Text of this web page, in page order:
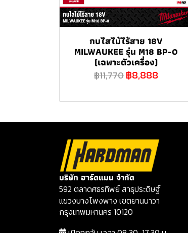
กบไสไม้ไร้สาย 18V
MILWAUKEE รุ่น M18 BP-0
(เฉพาะตัวเครื่อง)
฿11,770฿8,888
บริษัท ฮาร์ดแมน จำกัด
592 ตลาดศธรทิพย์ สาธุประดิษฐ์
แขวงบางโพงพาง เขตยานนาวา
กรุงเทพมหานคร 10120